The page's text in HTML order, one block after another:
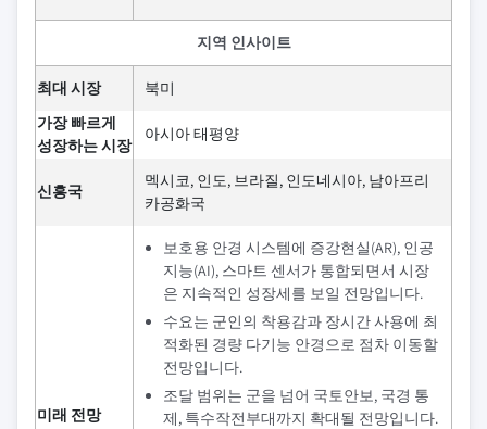
지역 인사이트
최대 시장
북미
가장 빠르게
성장하는 시장
아시아 태평양
신흥국
멕시코, 인도, 브라질, 인도네시아, 남아프리
카공화국
미래 전망
보호용 안경 시스템에 증강현실(AR), 인공
지능(AI), 스마트 센서가 통합되면서 시장
은 지속적인 성장세를 보일 전망입니다.
수요는 군인의 착용감과 장시간 사용에 최
적화된 경량 다기능 안경으로 점차 이동할
전망입니다.
조달 범위는 군을 넘어 국토안보, 국경 통
제, 특수작전부대까지 확대될 전망입니다.